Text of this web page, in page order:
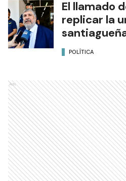
El llamado
replicar la
POLÍTICA
Ads